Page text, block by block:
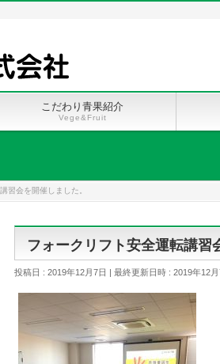
こだわり青果紹介
Vege&Fruit
習会を開催しました。
フォークリフト安全運転講習
投稿日 : 2019年12月7日 最終更新日時 : 2019年12月